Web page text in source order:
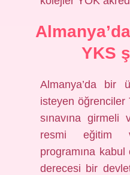
YKS
Almanya’da bir
isteyen öğrenciler
sınavına girmeli
resmi eğitim
programına
derecesi bir